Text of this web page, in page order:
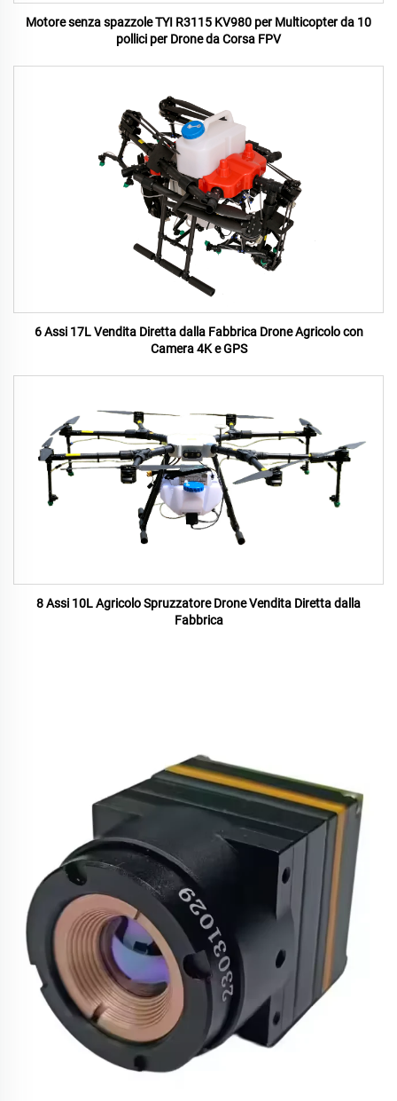
Motore senza spazzole TYI R3115 KV980 per Multicopter da 10
pollici per Drone da Corsa FPV
6 Assi 17L Vendita Diretta dalla Fabbrica Drone Agricolo con
Camera 4K e GPS
8 Assi 10L Agricolo Spruzzatore Drone Vendita Diretta dalla
Fabbrica